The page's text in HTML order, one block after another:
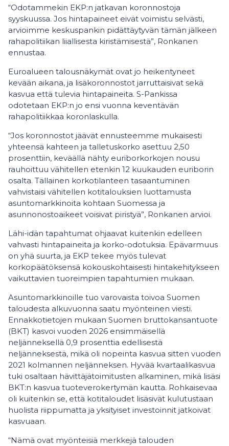
“Odotammekin EKP:n jatkavan koronnostoja
syyskuussa. Jos hintapaineet eivät voimistu selvästi,
arvioimme keskuspankin pidättäytyvän tämän jälkeen
rahapolitiikan liiallisesta kiristämisestä”, Ronkanen
ennustaa.
Euroalueen talousnäkymät ovat jo heikentyneet
kevään aikana, ja lisäkoronnostot jarruttaisivat sekä
kasvua että tulevia hintapaineita. S-Pankissa
odotetaan EKP:n jo ensi vuonna keventävän
rahapolitiikkaa koronlaskulla.
“Jos koronnostot jäävät ennusteemme mukaisesti
yhteensä kahteen ja talletuskorko asettuu 2,50
prosenttiin, keväällä nähty euriborkorkojen nousu
rauhoittuu vähitellen etenkin 12 kuukauden euriborin
osalta. Tällainen korkotilanteen tasaantuminen
vahvistaisi vähitellen kotitalouksien luottamusta
asuntomarkkinoita kohtaan Suomessa ja
asunnonostoaikeet voisivat piristyä”, Ronkanen arvioi.
Lähi-idän tapahtumat ohjaavat kuitenkin edelleen
vahvasti hintapaineita ja korko-odotuksia. Epävarmuus
on yhä suurta, ja EKP tekee myös tulevat
korkopäätöksensä kokouskohtaisesti hintakehitykseen
vaikuttavien tuoreimpien tapahtumien mukaan.
Asuntomarkkinoille tuo varovaista toivoa Suomen
taloudesta alkuvuonna saatu myönteinen viesti.
Ennakkotietojen mukaan Suomen bruttokansantuote
(BKT) kasvoi vuoden 2026 ensimmäisellä
neljänneksellä 0,9 prosenttia edellisestä
neljänneksestä, mikä oli nopeinta kasvua sitten vuoden
2021 kolmannen neljänneksen. Hyvää kvartaalikasvua
tuki osaltaan hävittäjätoimitusten alkaminen, mikä lisäsi
BKT:n kasvua tuoteverokertymän kautta. Rohkaisevaa
oli kuitenkin se, että kotitaloudet lisäsivät kulutustaan
huolista riippumatta ja yksityiset investoinnit jatkoivat
kasvuaan.
“Nämä ovat myönteisiä merkkejä talouden